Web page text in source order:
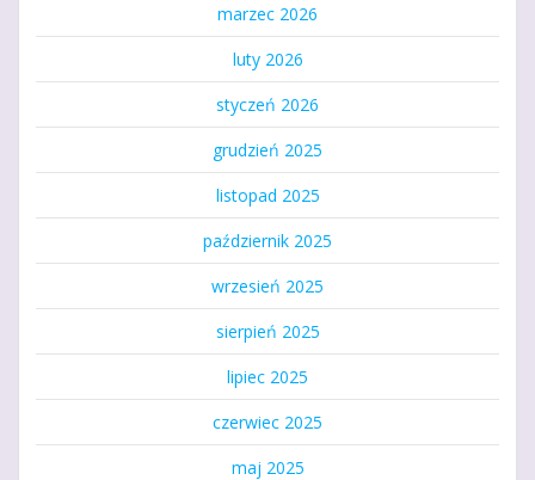
marzec 2026
luty 2026
styczeń 2026
grudzień 2025
listopad 2025
październik 2025
wrzesień 2025
sierpień 2025
lipiec 2025
czerwiec 2025
maj 2025